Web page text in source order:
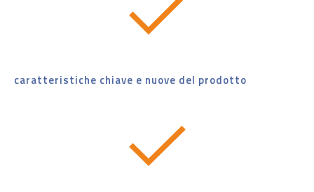
caratteristiche chiave e nuove del prodotto